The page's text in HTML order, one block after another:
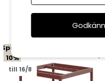
1 251 kr
Spara
10%
till 16/8